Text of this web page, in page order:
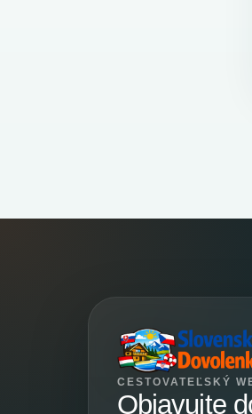
CESTOVATEĽSKÝ
Objavujte